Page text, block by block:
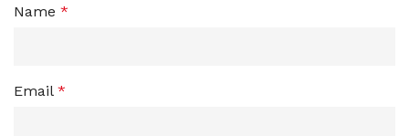
Name *
Email *